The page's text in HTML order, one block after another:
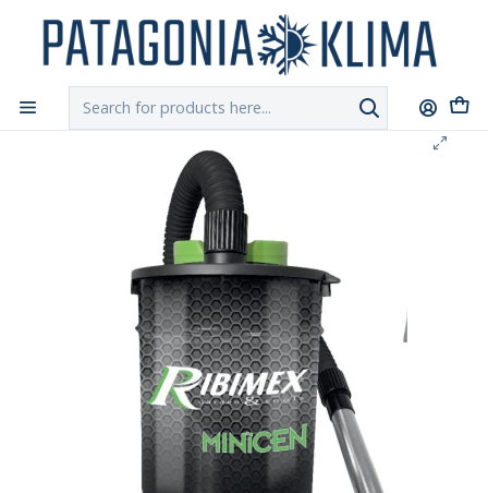
Chilexpress
Home Calefacción Aspiradora Cenizas Minicen Ribimex